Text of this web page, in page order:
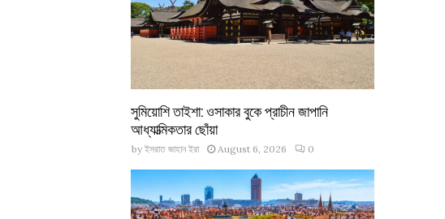
সুমিয়োশি তাইশা: ওসাকার বুকে প্রাচীন জাপানি
আধ্যাত্মিকতার ছোঁয়া
by ইসরাত জাহান ইরা August 6, 2026 0